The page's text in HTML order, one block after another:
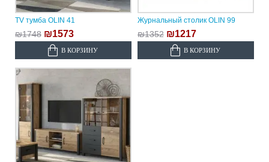
TV тумба OLIN 41
₪1748 ₪1573
В КОРЗИНУ
Журнальный столик OLIN 99
₪1352 ₪1217
В КОРЗИНУ